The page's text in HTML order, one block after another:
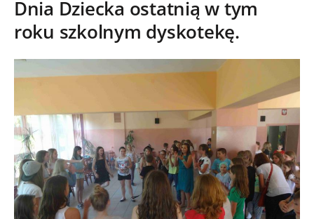
Dnia Dziecka ostatnią w tym
roku szkolnym dyskotekę.